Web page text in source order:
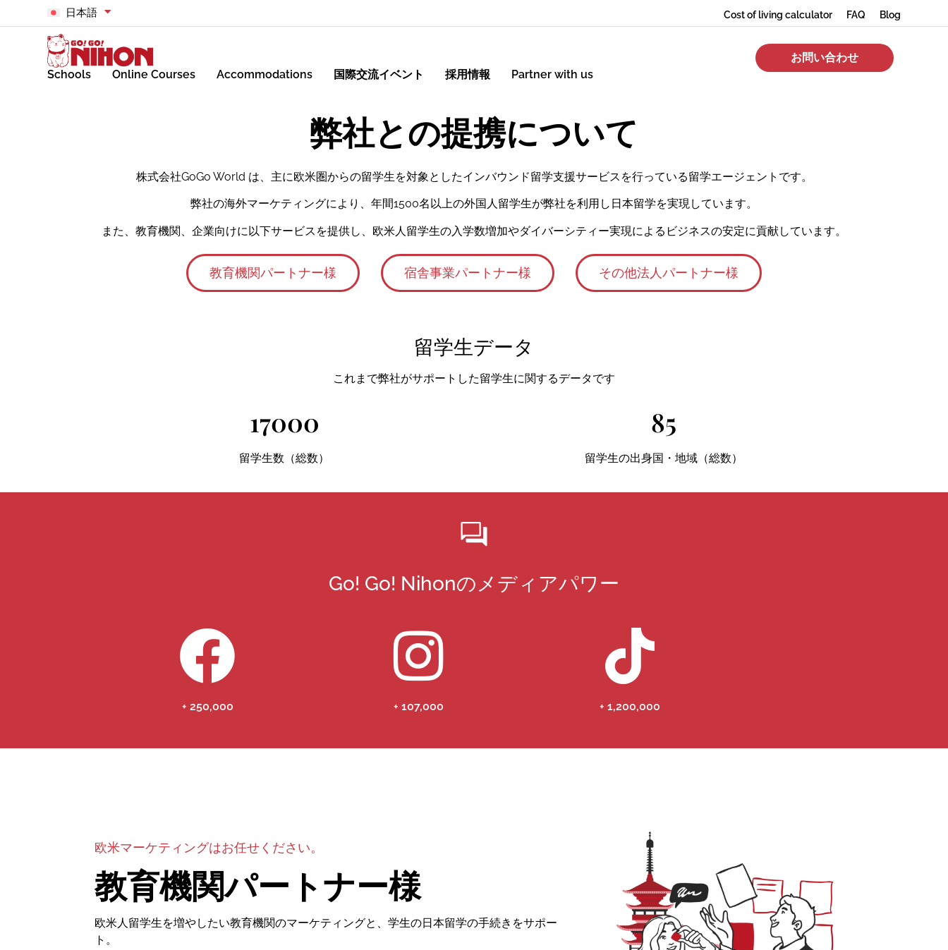
日本語 Cost of living calculator FAQ Blog
Schools Online Courses Accommodations 国際交流イベント 採用情報 Partner with us
お問い合わせ
弊社との提携について
株式会社GoGo World は、主に欧米圏からの留学生を対象としたインバウンド留学支援サービスを行っている留学エージェントです。
弊社の海外マーケティングにより、年間1500名以上の外国人留学生が弊社を利用し日本留学を実現しています。
また、教育機関、企業向けに以下サービスを提供し、欧米人留学生の入学数増加やダイバーシティー実現によるビジネスの安定に貢献しています。
教育機関パートナー様 宿舎事業パートナー様 その他法人パートナー様
留学生データ
これまで弊社がサポートした留学生に関するデータです
17000
留学生数（総数）
85
留学生の出身国・地域（総数）
Go! Go! Nihonのメディアパワー
+ 250,000 + 107,000 + 1,200,000
欧米マーケティングはお任せください。
教育機関パートナー様
欧米人留学生を増やしたい教育機関のマーケティングと、学生の日本留学の手続きをサポー
ト。